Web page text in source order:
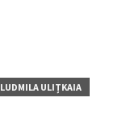
LUDMILA ULIȚKAIA